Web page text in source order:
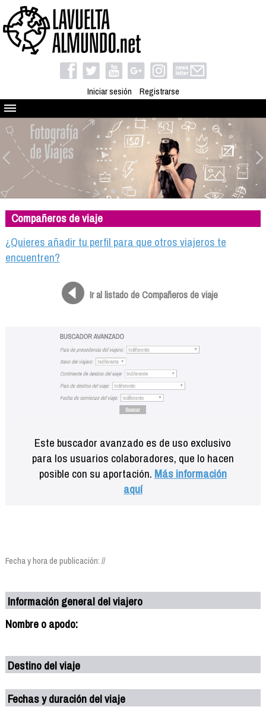
Iniciar sesión Registrarse
Quienes somos
El proyecto
Blog
Viaja con nosotros
Camino solidario
Libros
Compañeros de viaje
Compañeros de viaje
¿Quieres añadir tu perfil para que otros viajeros te
encuentren?
Ir al listado de Compañeros de viaje
Este buscador avanzado es de uso exclusivo
para los usuarios colaboradores, que lo hacen
posible con su aportación. Más información
aquí
Fecha y hora de publicación: //
Información general del viajero
Nombre o apodo:
Destino del viaje
Fechas y duración del viaje